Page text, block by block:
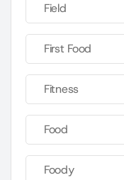
Field
First Food
Fitness
Food
Foody